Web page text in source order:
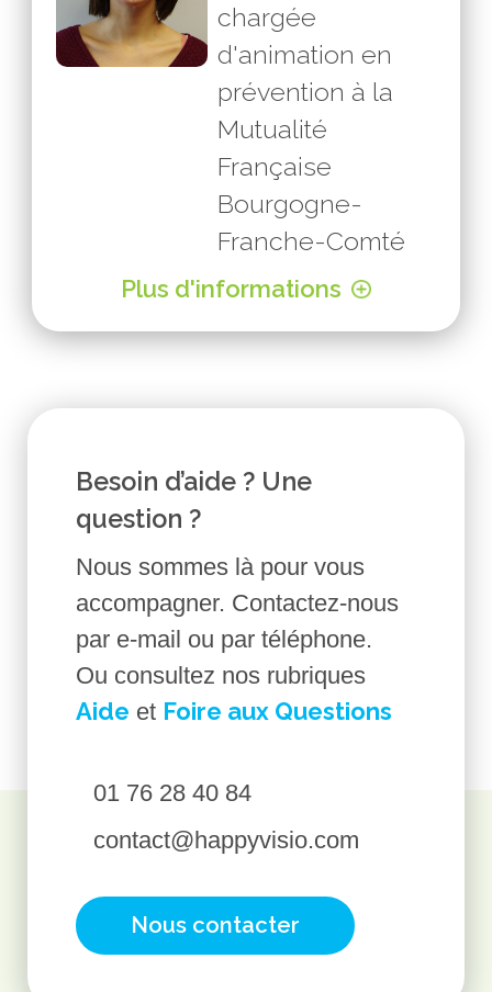
chargée
d'animation en
prévention à la
Mutualité
Française
Bourgogne-
Franche-Comté
Plus d'informations
Besoin d’aide ? Une
question ?
Nous sommes là pour vous
accompagner. Contactez-nous
par e-mail ou par téléphone.
Ou consultez nos rubriques
Aide et Foire aux Questions
01 76 28 40 84
contact@happyvisio.com
Nous contacter